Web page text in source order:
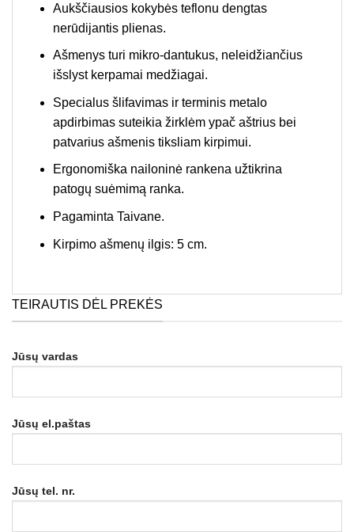
Aukščiausios kokybės teflonu dengtas
nerūdijantis plienas.
Ašmenys turi mikro-dantukus, neleidžiančius
išslyst kerpamai medžiagai.
Specialus šlifavimas ir terminis metalo
apdirbimas suteikia žirklėm ypač aštrius bei
patvarius ašmenis tiksliam kirpimui.
Ergonomiška nailoninė rankena užtikrina
patogų suėmimą ranka.
Pagaminta Taivane.
Kirpimo ašmenų ilgis: 5 cm.
TEIRAUTIS DĖL PREKĖS
Jūsų vardas
Jūsų el.paštas
Jūsų tel. nr.